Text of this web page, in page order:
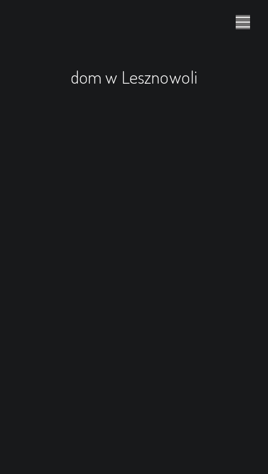
dom w Lesznowoli